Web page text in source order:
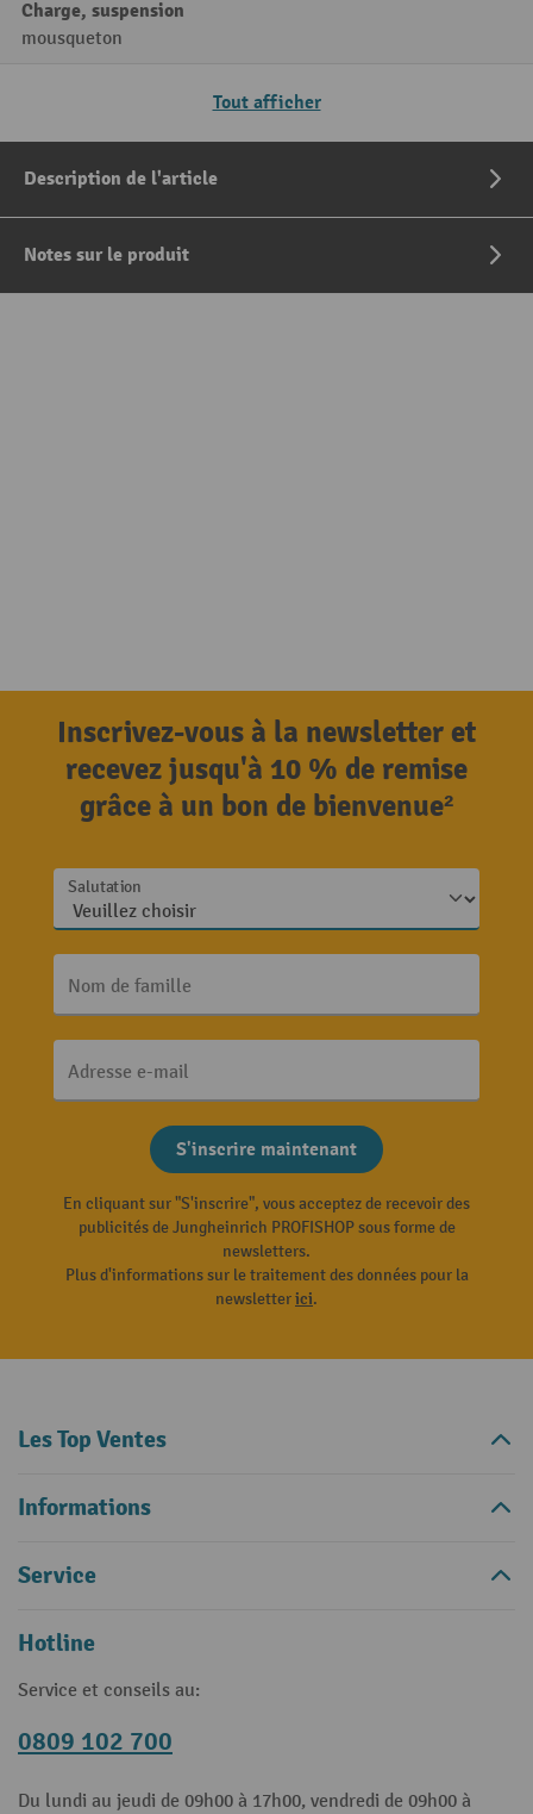
Charge, suspension
mousqueton
Tout afficher
Description de l'article
Notes sur le produit
Inscrivez-vous à la newsletter et
recevez jusqu'à 10 % de remise
grâce à un bon de bienvenue²
Salutation
Nom de famille
Adresse e-mail
S'inscrire maintenant
En cliquant sur "S'inscrire", vous acceptez de recevoir des
publicités de Jungheinrich PROFISHOP sous forme de
newsletters.
Plus d'informations sur le traitement des données pour la
newsletterici.
Les Top Ventes
Informations
Service
Hotline
Service et conseils au:
0809 102 700
Du lundi au jeudi de 09h00 à 17h00, vendredi de 09h00 à